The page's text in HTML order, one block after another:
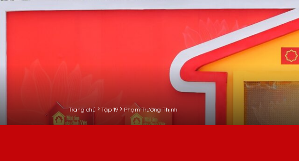
Trang chủ Tập 19 Phạm Trường Thịnh